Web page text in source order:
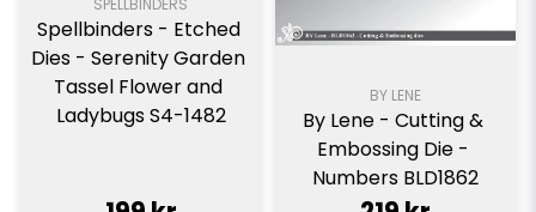
SPELLBINDERS
Spellbinders - Etched
Dies - Serenity Garden
Tassel Flower and
Ladybugs S4-1482
BY LENE
By Lene - Cutting &
Embossing Die -
Numbers BLD1862